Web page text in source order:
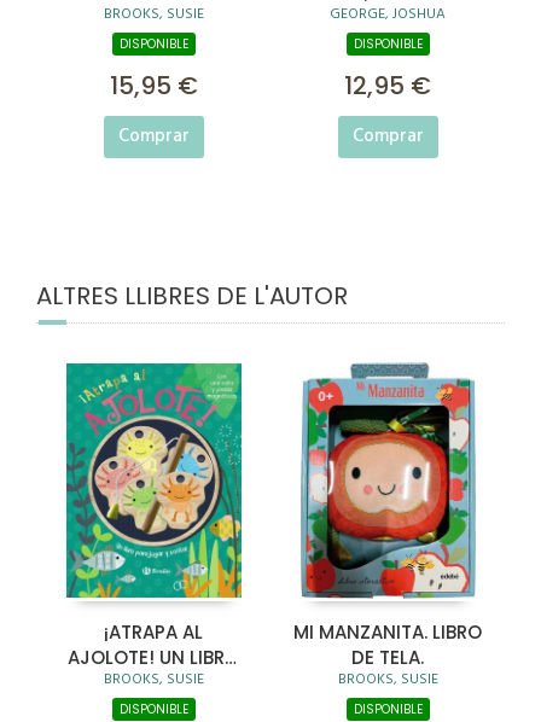
PARA JUGAR Y
CONTAR
BROOKS, SUSIE
DISPONIBLE
15,95 €
Comprar
GEORGE, JOSHUA
DISPONIBLE
12,95 €
Comprar
ALTRES LLIBRES DE L'AUTOR
¡ATRAPA AL
AJOLOTE! UN LIBRO
PARA JUGAR Y
CONTAR
BROOKS, SUSIE
DISPONIBLE
MI MANZANITA. LIBRO
DE TELA.
BROOKS, SUSIE
DISPONIBLE